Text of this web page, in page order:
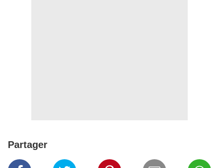
Partager